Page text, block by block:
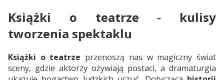
Książki o teatrze - kulisy
tworzenia spektaklu
Książki o teatrze przenoszą nas w magiczny świat
sceny, gdzie aktorzy ożywiają postaci, a dramaturgia